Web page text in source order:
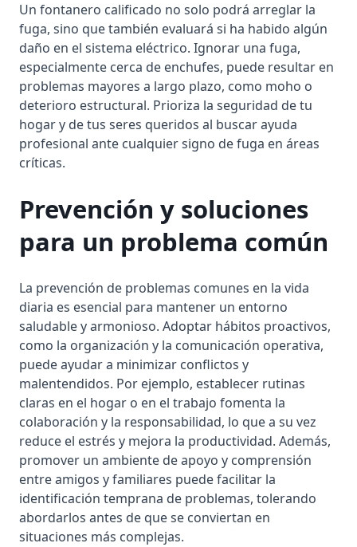
Un fontanero calificado no solo podrá arreglar la
fuga, sino que también evaluará si ha habido algún
daño en el sistema eléctrico. Ignorar una fuga,
especialmente cerca de enchufes, puede resultar en
problemas mayores a largo plazo, como moho o
deterioro estructural. Prioriza la seguridad de tu
hogar y de tus seres queridos al buscar ayuda
profesional ante cualquier signo de fuga en áreas
críticas.
Prevención y soluciones
para un problema común
La prevención de problemas comunes en la vida
diaria es esencial para mantener un entorno
saludable y armonioso. Adoptar hábitos proactivos,
como la organización y la comunicación operativa,
puede ayudar a minimizar conflictos y
malentendidos. Por ejemplo, establecer rutinas
claras en el hogar o en el trabajo fomenta la
colaboración y la responsabilidad, lo que a su vez
reduce el estrés y mejora la productividad. Además,
promover un ambiente de apoyo y comprensión
entre amigos y familiares puede facilitar la
identificación temprana de problemas, tolerando
abordarlos antes de que se conviertan en
situaciones más complejas.